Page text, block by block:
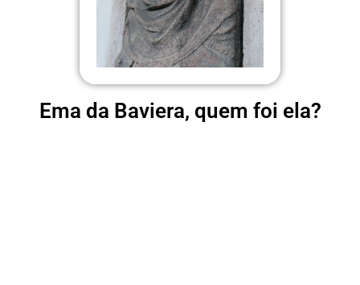
Ema da Baviera, quem foi ela?